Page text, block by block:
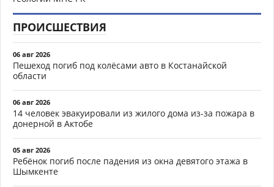
ПРОИСШЕСТВИЯ
06 авг 2026
Пешеход погиб под колёсами авто в Костанайской
области
06 авг 2026
14 человек эвакуировали из жилого дома из-за пожара в
донерной в Актобе
05 авг 2026
Ребёнок погиб после падения из окна девятого этажа в
Шымкенте